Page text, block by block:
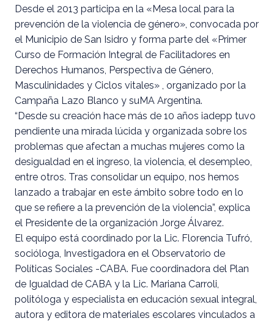
Desde el 2013 participa en la «Mesa local para la
prevención de la violencia de género», convocada por
el Municipio de San Isidro y forma parte del «Primer
Curso de Formación Integral de Facilitadores en
Derechos Humanos, Perspectiva de Género,
Masculinidades y Ciclos vitales» , organizado por la
Campaña Lazo Blanco y suMA Argentina.
“Desde su creación hace más de 10 años iadepp tuvo
pendiente una mirada lúcida y organizada sobre los
problemas que afectan a muchas mujeres como la
desigualdad en el ingreso, la violencia, el desempleo,
entre otros. Tras consolidar un equipo, nos hemos
lanzado a trabajar en este ámbito sobre todo en lo
que se refiere a la prevención de la violencia”, explica
el Presidente de la organización Jorge Álvarez.
El equipo está coordinado por la Lic. Florencia Tufró,
socióloga, Investigadora en el Observatorio de
Políticas Sociales -CABA. Fue coordinadora del Plan
de Igualdad de CABA y la Lic. Mariana Carroli,
politóloga y especialista en educación sexual integral,
autora y editora de materiales escolares vinculados a